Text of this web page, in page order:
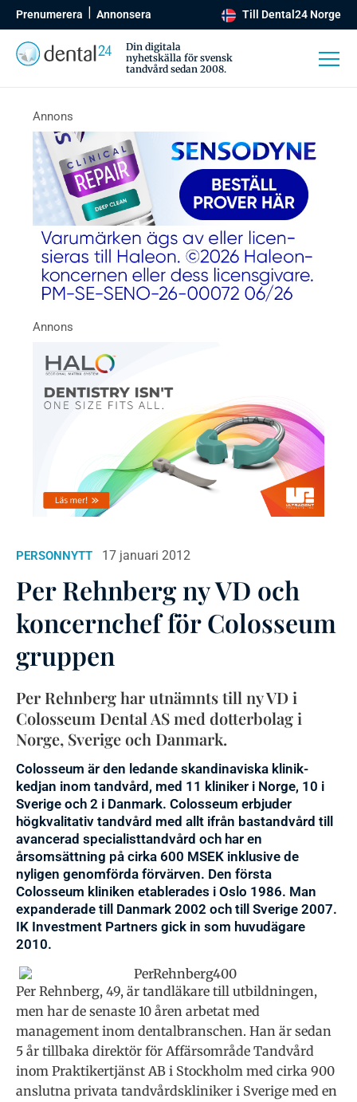
Prenumerera Annonsera Till Dental24 Norge
Din digitala
nyhetskälla för svensk
tandvård sedan 2008.
PERSONNYTT 17 januari 2012
Per Rehnberg ny VD och
koncernchef för Colosseum
gruppen
Per Rehnberg har utnämnts till ny VD i
Colosseum Dental AS med dotterbolag i
Norge, Sverige och Danmark.
Colosseum är den ledande skandinaviska klinik-
kedjan inom tandvård, med 11 kliniker i Norge, 10 i
Sverige och 2 i Danmark. Colosseum erbjuder
högkvalitativ tandvård med allt ifrån bastandvård till
avancerad specialisttandvård och har en
årsomsättning på cirka 600 MSEK inklusive de
nyligen genomförda förvärven. Den första
Colosseum kliniken etablerades i Oslo 1986. Man
expanderade till Danmark 2002 och till Sverige 2007.
IK Investment Partners gick in som huvudägare
2010.
Per Rehnberg, 49, är tandläkare till utbildningen,
men har de senaste 10 åren arbetat med
management inom dentalbranschen. Han är sedan
5 år tillbaka direktör för Affärsområde Tandvård
inom Praktikertjänst AB i Stockholm med cirka 900
anslutna privata tandvårdskliniker i Sverige med en